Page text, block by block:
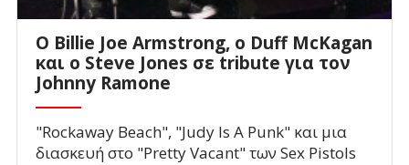
Ο Billie Joe Armstrong, ο Duff McKagan
και ο Steve Jones σε tribute για τον
Johnny Ramone
"Rockaway Beach", "Judy Is Α Punk" και μια
διασκευή στο "Pretty Vacant" των Sex Pistols